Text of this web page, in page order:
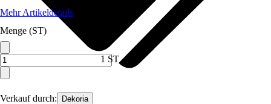
Verkauf durch: Dekoria
Mehr Artikeldetails
Menge (ST)
1 ST